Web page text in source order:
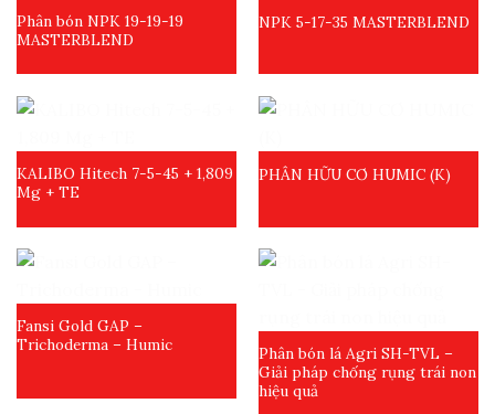
Phân bón NPK 19-19-19
MASTERBLEND
NPK 5-17-35 MASTERBLEND
KALIBO Hitech 7-5-45 + 1,809
Mg + TE
PHÂN HỮU CƠ HUMIC (K)
Fansi Gold GAP –
Trichoderma – Humic
Phân bón lá Agri SH-TVL –
Giải pháp chống rụng trái non
hiệu quả